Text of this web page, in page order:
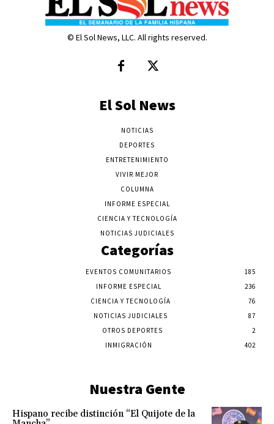
© El Sol News, LLC. All rights reserved.
El Sol News
NOTICIAS
DEPORTES
ENTRETENIMIENTO
VIVIR MEJOR
COLUMNA
INFORME ESPECIAL
CIENCIA Y TECNOLOGÍA
NOTICIAS JUDICIALES
Categorías
EVENTOS COMUNITARIOS
185
INFORME ESPECIAL
236
CIENCIA Y TECNOLOGÍA
76
NOTICIAS JUDICIALES
87
OTROS DEPORTES
2
INMIGRACIÓN
402
Nuestra Gente
Hispano recibe distinción “El Quijote de la